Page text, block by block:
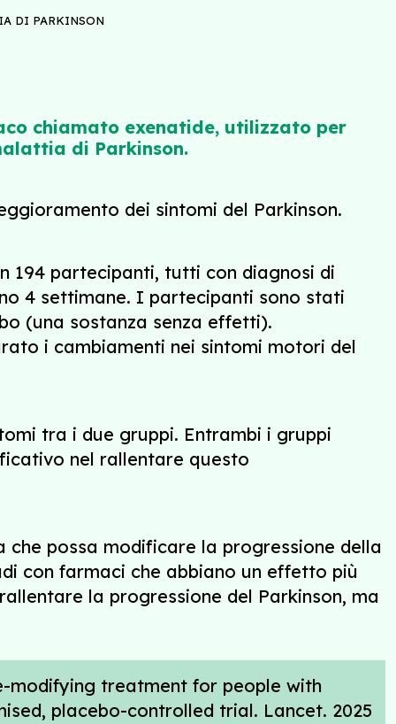
DI PARKINSON
chiamato exenatide, utilizzato per
di Parkinson.
dei sintomi del Parkinson.
194 partecipanti, tutti con diagnosi di
4 settimane. I partecipanti sono stati
(una sostanza senza effetti).
i cambiamenti nei sintomi motori del
tra i due gruppi. Entrambi i gruppi
nel rallentare questo
possa modificare la progressione della
con farmaci che abbiano un effetto più
la progressione del Parkinson, ma
modifying treatment for people with
placebo-controlled trial. Lancet. 2025